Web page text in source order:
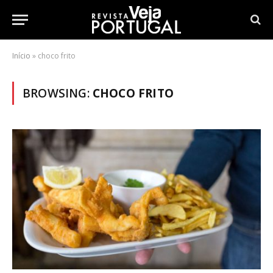
Início » choco frito
BROWSING: CHOCO FRITO